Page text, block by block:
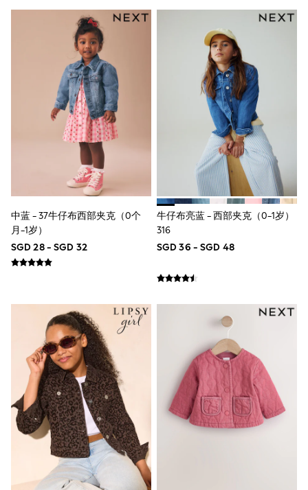
Gaming
Marvel
Paw Patrol
Peppa Pig
Toy Story
All Girls Brands
Next
adidas
Angel & Rocket
Baker by Ted Baker
Boden
JoJo Maman Bébé
Lipsy Girl
Monsoon
River Island
New In
3-5 years
6-8 years
New In from Next
Essentials
Holiday Shop
Linen Collection
Gamer
Pokemon
Toy Story
Spiderman
THE SET
All Clothing
Coats & Jackets
Dungarees
Jeans
Joggers
中蓝 - 37牛仔布西部夹克（0个
月-1岁）
SGD 28 - SGD 32
牛仔布亮蓝 - 西部夹克（0-1岁）
316
SGD 36 - SGD 48